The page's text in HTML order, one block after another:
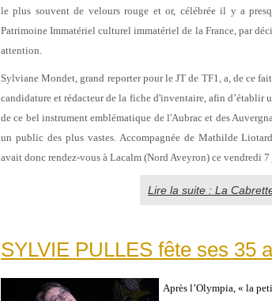
le plus souvent de velours rouge et or, célébrée il y a
Patrimoine Immatériel culturel immatériel de la France, par
attention.
Sylviane Mondet, grand reporter pour le JT de TF1, a, de ce
candidature et rédacteur de la fiche d'inventaire, afin d’établir
de ce bel instrument emblématique de l'Aubrac et des
un public des plus vastes. Accompagnée de Mathilde
avait donc rendez-vous à Lacalm (Nord Aveyron) ce vendredi
Lire la suite : La
SYLVIE PULLES fête ses 35
Après l’Olympia, « la